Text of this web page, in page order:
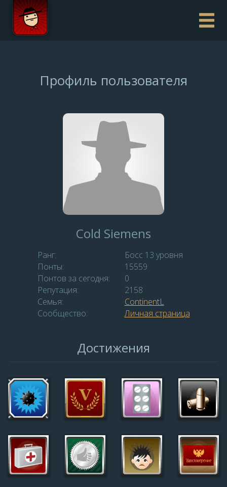
Профиль пользователя
Cold Siemens
Ранг:
Босс 13 уровня
Понты:
15559
Понтов за сегодня:
0
Репутация:
2158
Семья:
ContinentL
Сообщество:
Личная страница
Достижения